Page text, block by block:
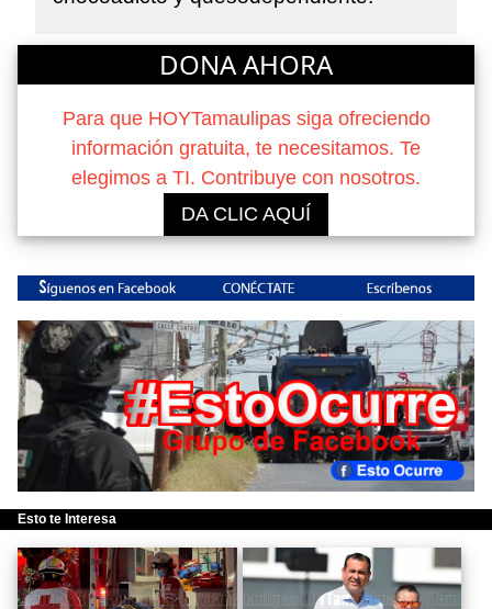
DONA AHORA
Para que HOYTamaulipas siga ofreciendo
información gratuita, te necesitamos. Te
elegimos a TI. Contribuye con nosotros.
DA CLIC AQUÍ
Esto te Interesa